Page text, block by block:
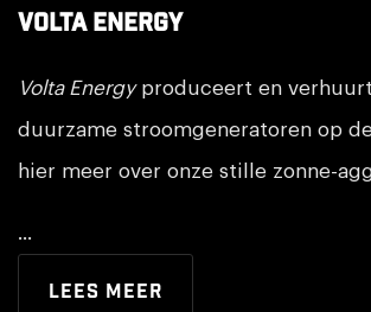
Volta Energy
Volta Energyproduceert en
duurzame stroomgeneratoren op
hier meer over onze stille zonne-
...
Lees meer